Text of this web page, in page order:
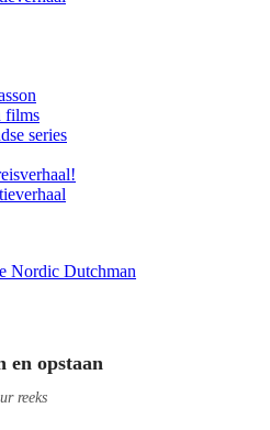
films
series
en opstaan
reeks